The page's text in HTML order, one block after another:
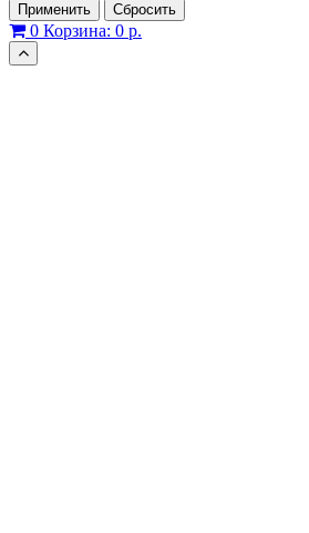
Применить Сбросить
0 Корзина: 0 р.